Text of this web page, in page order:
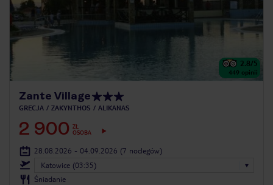
2.8/5
449 opinii
Zante Village
GRECJA ZAKYNTHOS ALIKANAS
2 900 ZŁ
OSOBA
28.08.2026 - 04.09.2026 (7 noclegów)
Katowice (03:35)
Śniadanie